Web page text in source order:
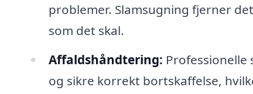
problemer. Slamsugning fjerner
som det skal.
Affaldshåndtering:
og sikre korrekt bortskaffelse,